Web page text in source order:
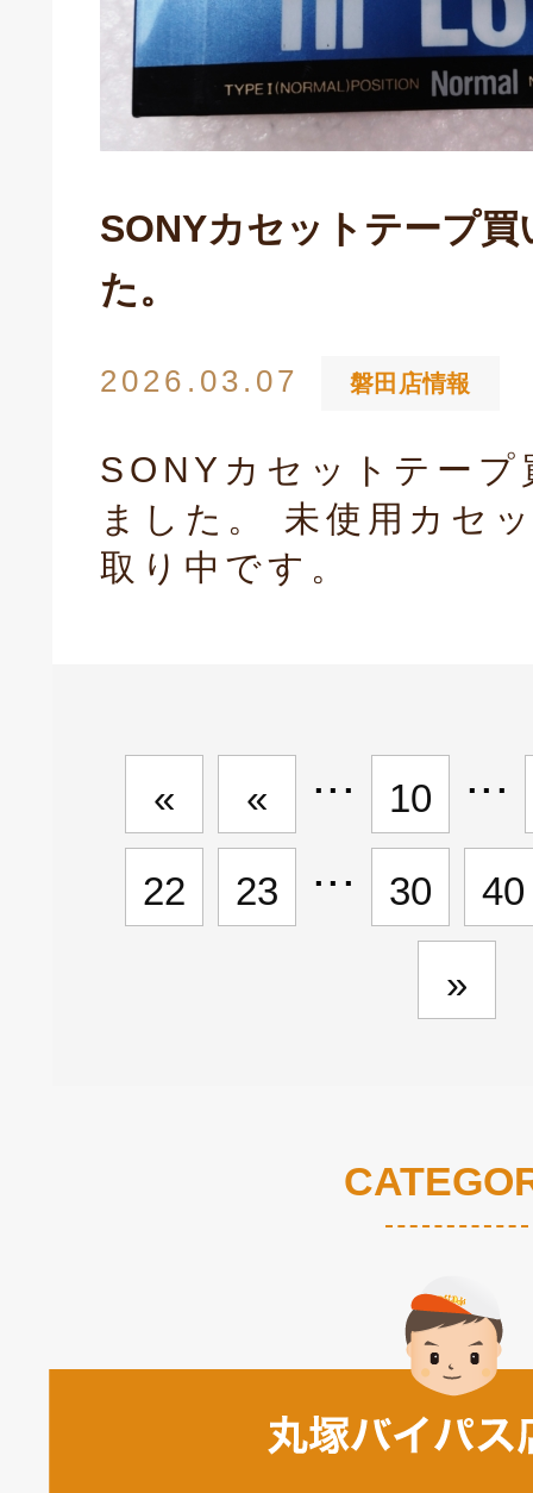
SONYカセットテープ
た。
2026.03.07 磐田店情報
SONYカセットテープ
ました。 未使用カセ
取り中です。
« « ... 10 ...
22 23 ... 30 40
»